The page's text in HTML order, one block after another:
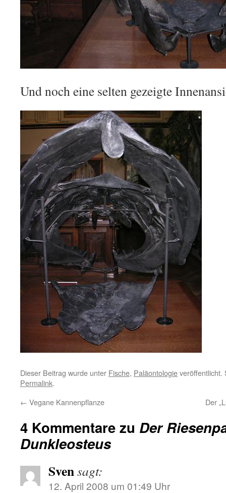
Und noch eine selten gezeigte
Dieser Beitrag wurde unter Fische, Paläontologieveröffentlicht.
Permalink.
← Vegane Kannenpflanze Der
4 Kommentare zu Der
Dunkleosteus
Svensagt:
12. April 2008 um 01:49 Uhr